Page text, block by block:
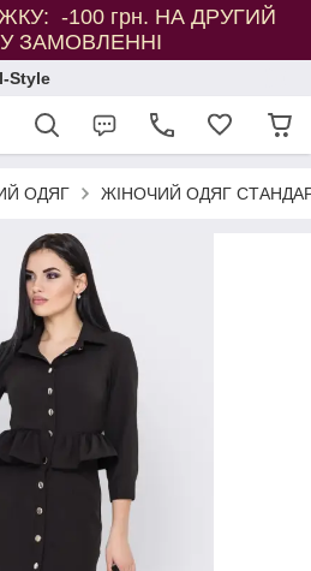
-100 грн. НА ДРУГИЙ
ЗАМОВЛЕННІ
Style
ОДЯГ ЖІНОЧИЙ ОДЯГ